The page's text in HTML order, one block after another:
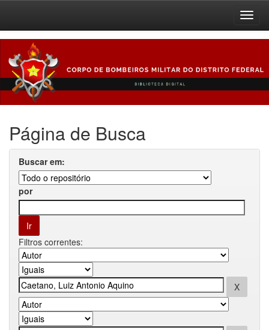
navigation
Página de Busca
Buscar em:
por
Filtros correntes: